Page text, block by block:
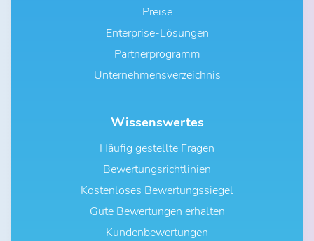
Preise
Enterprise-Lösungen
Partnerprogramm
Unternehmensverzeichnis
Wissenswertes
Häufig gestellte Fragen
Bewertungsrichtlinien
Kostenloses Bewertungssiegel
Gute Bewertungen erhalten
Kundenbewertungen